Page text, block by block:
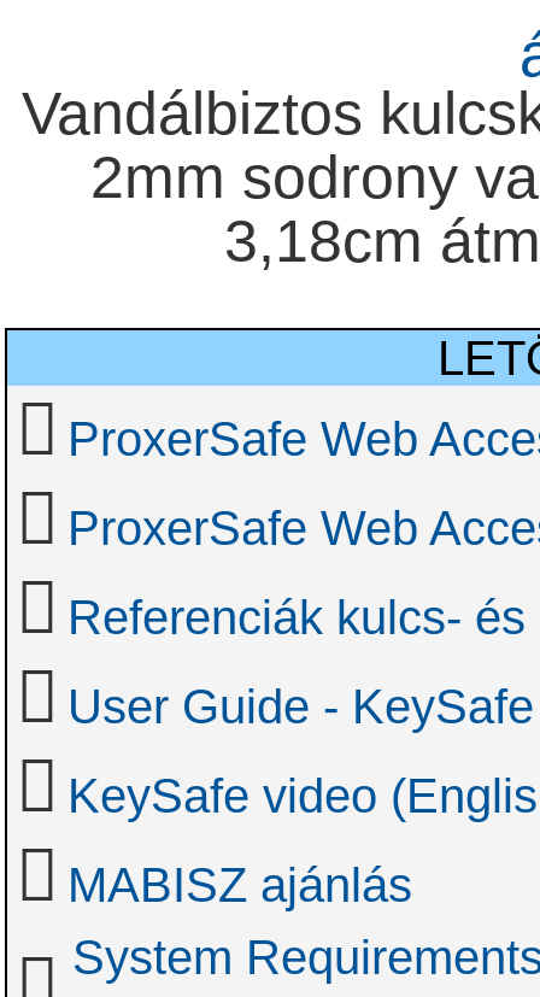
Vandálbiztos
2mm sodrony
3,18cm
ProxerSafe Web
ProxerSafe Web
Referenciák kulcs-
User Guide -
KeySafe video
MABISZ ajánlás
System